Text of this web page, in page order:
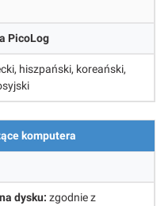
PicoLog
hiszpański, koreański,
komputera
dysku: zgodnie z